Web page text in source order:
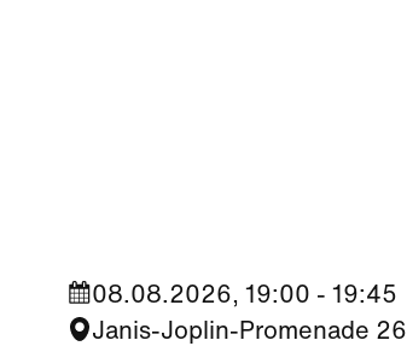
08.08.2026, 19:00 - 19:45
Janis-Joplin-Promenade 26